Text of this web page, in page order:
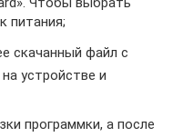
питания;
скачанный файл с
устройстве и
программки, а после